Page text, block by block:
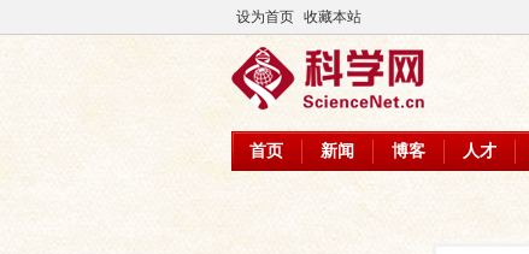
设为首页 收藏本站
首页 新闻 博客 人才